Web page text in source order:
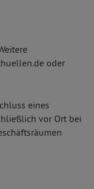
oder
eines
vor Ort bei